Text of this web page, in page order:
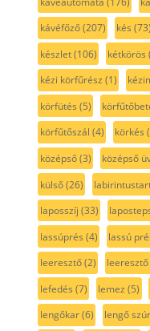
kávéfőző(207) kés (73)
készlet(106) kétkörös
kézi körfűrész (1)
körfütés (5)
körfűtőszál (4) körkés
középső(3) középső
külső(26)
laposszíj (33)
lassúprés (4) lassú
leeresztő(2)
lefedés (7) lemez (5)
lengőkar(6) lengő